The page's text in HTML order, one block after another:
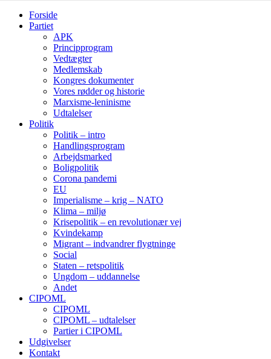
Forside
Partiet
APK
Principprogram
Vedtægter
Medlemskab
Kongres dokumenter
Vores rødder og historie
Marxisme-leninisme
Udtalelser
Politik
Politik – intro
Handlingsprogram
Arbejdsmarked
Boligpolitik
Corona pandemi
EU
Imperialisme – krig – NATO
Klima – miljø
Krisepolitik – en revolutionær vej
Kvindekamp
Migrant – indvandrer flygtninge
Social
Staten – retspolitik
Ungdom – uddannelse
Andet
CIPOML
CIPOML
CIPOML – udtalelser
Partier i CIPOML
Udgivelser
Kontakt